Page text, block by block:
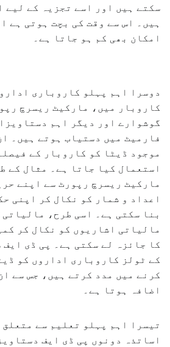
سکتے ہیں اور اسے تجزیہ کے لیے
ہیں۔ اس سے وقت کی بچت ہوتی ہے
امکان بھی کم ہو جاتا ہے۔
دوسرا اہم پہلو کاروباری
کاروبار میں، مارکیٹ ریسرچ
گوشوارے اور دیگر اہم
فارمیٹ میں دستیاب ہوتے ہیں۔
موجود ڈیٹا کو کاروبار کے
استعمال کیا جاتا ہے۔ مثال کے
مارکیٹ ریسرچ رپورٹ سے اپنے
اعداد و شمار کو نکال کر اپنی
بنا سکتی ہے۔ اسی طرح،
مالیاتی اشاریوں کو نکال کر
کا جائزہ لے سکتی ہے۔ پی ڈی
کے ٹولز کاروباری اداروں کو
کرنے میں مدد کرتے ہیں، جس سے
اضافہ ہوتا ہے۔
تیسرا اہم پہلو تعلیم سے متعلق
اساتذہ دونوں پی ڈی ایف